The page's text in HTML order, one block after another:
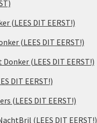
(LEES DIT EERST!)
(LEES DIT EERST!)
(LEES DIT EERST!)
DIT EERST!)
(LEES DIT EERST!)
(LEES DIT EERST!)